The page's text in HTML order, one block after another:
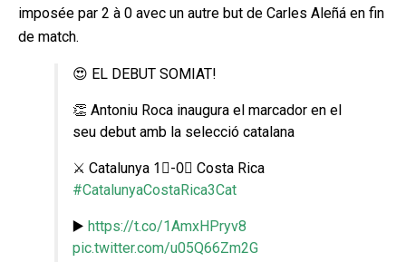
imposée par 2 à 0 avec un autre but de Carles Aleñá en fin
de match.
😍 EL DEBUT SOMIAT!
👏 Antoniu Roca inaugura el marcador en el
seu debut amb la selecció catalana
⚔️ Catalunya 1⃣-0⃣ Costa Rica
#CatalunyaCostaRica3Cat
▶️ https://t.co/1AmxHPryv8
pic.twitter.com/u05Q66Zm2G